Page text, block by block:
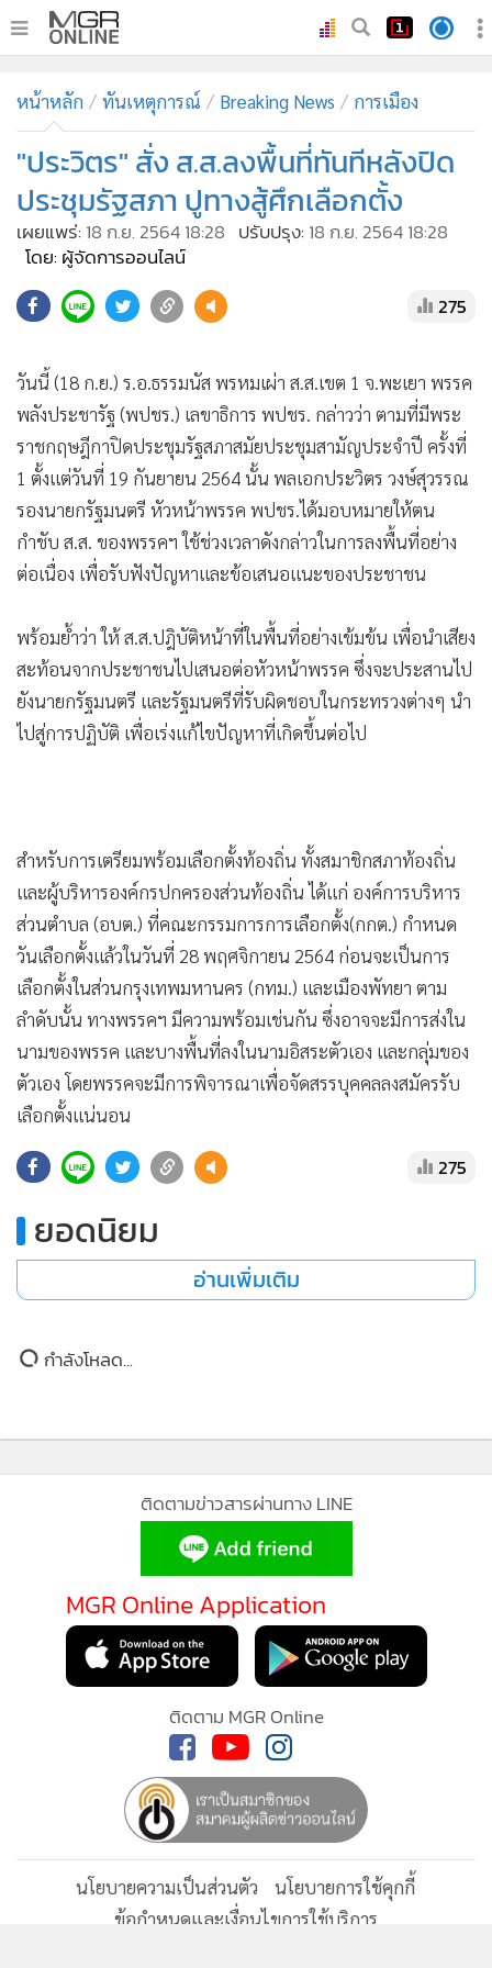
ทันเหตุการณ์
• ภาคใต้
ภูมิภาค
Online Section
บันเทิง
• ผู้จัดการรายวัน
• คอลัมนิสต์
• CbizReview
• Cyber BIZ
• ผู้จัดกวน
• Good health & Well-being
Green Innovation & SD
Management & HR
• Infographic
• การเมือง
• ท่องเที่ยว
• กีฬา
• จีน
• ชุมชน-คุณภาพชีวิต
• อาชญากรรม
• Motoring
• เกม
•
SMEs
• หุ้น
• กองทุนรวม
• Factcheck
Gotomanager
หน้าหลัก ทันเหตุการณ์ Breaking News การเมือง
"ประวิตร" สั่ง ส.ส.ลงพื้นที่ทันทีหลังปิด
ประชุมรัฐสภา ปูทางสู้ศึกเลือกตั้ง
เผยแพร่: 18 ก.ย. 2564 18:28 ปรับปรุง: 18 ก.ย. 2564 18:28
โดย: ผู้จัดการออนไลน์
275
วันนี้ (18 ก.ย.) ร.อ.ธรรมนัส พรหมเผ่า ส.ส.เขต 1 จ.พะเยา พรรค
พลังประชารัฐ (พปชร.) เลขาธิการ พปชร. กล่าวว่า ตามที่มีพระ
ราชกฤษฎีกาปิดประชุมรัฐสภาสมัยประชุมสามัญประจำปี ครั้งที่
1 ตั้งแต่วันที่ 19 กันยายน 2564 นั้น พลเอกประวิตร วงษ์สุวรรณ
รองนายกรัฐมนตรี หัวหน้าพรรค พปชร.ได้มอบหมายให้ตน
กำชับ ส.ส. ของพรรคฯ ใช้ช่วงเวลาดังกล่าวในการลงพื้นที่อย่าง
ต่อเนื่อง เพื่อรับฟังปัญหาและข้อเสนอแนะของประชาชน
พร้อมย้ำว่า ให้ ส.ส.ปฎิบัติหน้าที่ในพื้นที่อย่างเข้มข้น เพื่อนำเสียง
สะท้อนจากประชาชนไปเสนอต่อหัวหน้าพรรค ซึ่งจะประสานไป
ยังนายกรัฐมนตรี และรัฐมนตรีที่รับผิดชอบในกระทรวงต่างๆ นำ
ไปสู่การปฏิบัติ เพื่อเร่งแก้ไขปัญหาที่เกิดขึ้นต่อไป
สำหรับการเตรียมพร้อมเลือกตั้งท้องถิ่น ทั้งสมาชิกสภาท้องถิ่น
และผู้บริหารองค์กรปกครองส่วนท้องถิ่น ได้แก่ องค์การบริหาร
ส่วนตำบล (อบต.) ที่คณะกรรมการการเลือกตั้ง(กกต.) กำหนด
วันเลือกตั้งแล้วในวันที่ 28 พฤศจิกายน 2564 ก่อนจะเป็นการ
เลือกตั้งในส่วนกรุงเทพมหานคร (กทม.) และเมืองพัทยา ตาม
ลำดับนั้น ทางพรรคฯ มีความพร้อมเช่นกัน ซึ่งอาจจะมีการส่งใน
นามของพรรค และบางพื้นที่ลงในนามอิสระตัวเอง และกลุ่มของ
ตัวเอง โดยพรรคจะมีการพิจารณาเพื่อจัดสรรบุคคลลงสมัครรับ
ยอดนิยม